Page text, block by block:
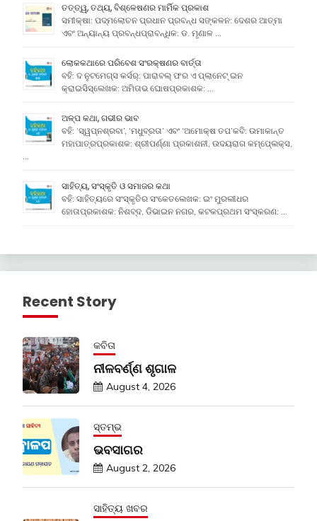
ତତ୍ତ୍ୱ, ତଥ୍ୟ, ବିଶ୍ଳେଷଣର ମାର୍ମିକ ପ୍ରକାଶ
ସମୀକ୍ଷା: ପଦ୍ମଲୋଚନ ପ୍ରଧାନ ପ୍ରବନ୍ଧ ସଙ୍କଳନ: ଦେଶର ଆତ୍ମା
ଏବଂ ଅନ୍ୟାନ୍ୟ ପ୍ରବନ୍ଧପ୍ରାବନ୍ଧିକ: ଡ. ମୃଣାଳ …
ଲୋକକଥାରେ ପରିବେଶ ସଂରକ୍ଷଣର ବାର୍ତ୍ତା
ବହି: ଦ ନୁଟମେଗ୍ସ କର୍ସର୍: ପାରାବଲ୍ ଫର ଏ ପ୍ଲାନେଟ୍ ଇନ
କ୍ରାଇସିସ୍ଲେଖକ: ଅମିତାଭ ଘୋଷପ୍ରକାଶକ: …
ଅଳ୍ପ କଥା, ଗଭୀର ଭାବ
ବହି: ‘ସ୍ୱପ୍ନଶ୍ରବା’, ‘ମଧୁବ୍ରତା’ ଏବଂ ‘ଅମୋକ୍ଷ ତପ’କବି: ଉମାକାନ୍ତ
ମହାପାତ୍ରପ୍ରକାଶକ: ଶ୍ରୀପର୍ଣ୍ଣା ପ୍ରକାଶନୀ, ଉଦୟରାଗ କମ୍ପେ୍ଲକ୍ସ,
ସାହିତ୍ୟ, ସଂସ୍କୃତି ଓ ସମାଜର କଥା
ବହି: ସାହିତ୍ୟରେ ସଂସ୍କୃତିର ସଂକେତଲେଖକ: ଇଂ ମୁରଲୀଧର
ହୋତାପ୍ରକାଶକ: ନିଶବ୍ଦ, ଡିଭାଇନ ନଗର, କଟକପ୍ରଥମ ସଂସ୍କରଣ: …
Recent Story
କବିତା
ନୀଳବର୍ଣ୍ଣ ଶୃଗାଳ
August 4, 2026
ସ୍ତମ୍ଭ
ଭବସାଗର
August 2, 2026
ସାହିତ୍ୟ ଖବର